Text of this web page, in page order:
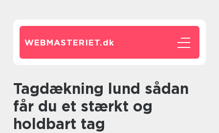
WEBMASTERIET.dk
Tagdækning lund sådan
får du et stærkt og
holdbart tag